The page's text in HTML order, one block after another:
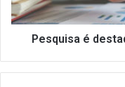
i
n
a
é
Pesquisa é